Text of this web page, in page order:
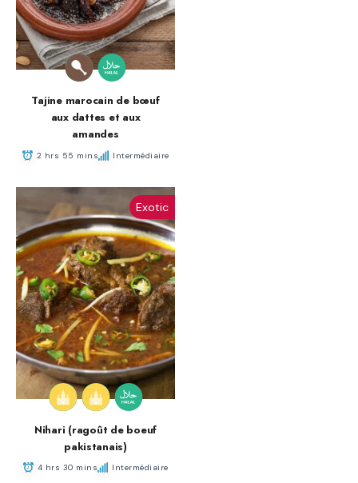
Tajine marocain de bœuf
aux dattes et aux
amandes
2 hrs 55 mins Intermédiaire
Exotic
Nihari (ragoût de boeuf
pakistanais)
4 hrs 30 mins Intermédiaire